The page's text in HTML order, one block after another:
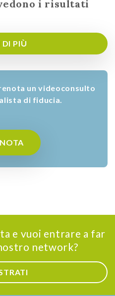
i risultati
DI PIÙ
un videoconsulto
di fiducia.
e vuoi entrare a far
network?